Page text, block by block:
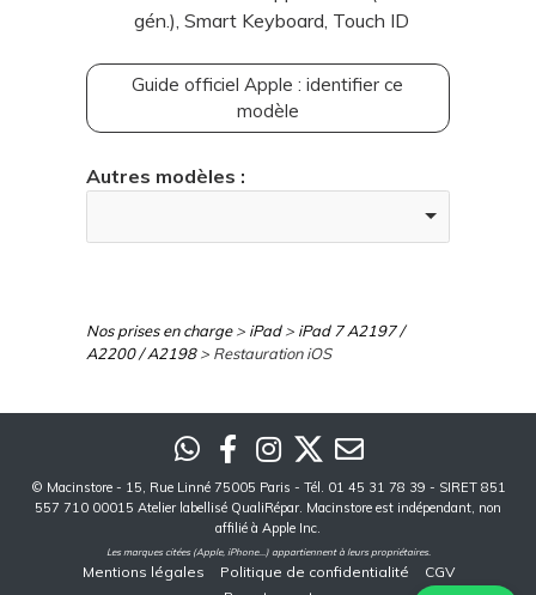
gén.), Smart Keyboard, Touch ID
Guide officiel Apple : identifier ce
modèle
Autres modèles :
Nos prises en charge> iPad> iPad 7 A2197 /
A2200 / A2198> Restauration iOS
© Macinstore - 15, Rue Linné 75005 Paris - Tél. 01 45 31 78 39 - SIRET 851
557 710 00015 Atelier labellisé QualiRépar. Macinstore est indépendant, non
affilié à Apple Inc.
Les marques citées (Apple, iPhone...) appartiennent à leurs propriétaires.
Mentions légales Politique de confidentialité
CGV